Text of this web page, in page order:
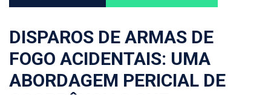
DISPAROS DE ARMAS DE
FOGO ACIDENTAIS: UMA
ABORDAGEM PERICIAL DE